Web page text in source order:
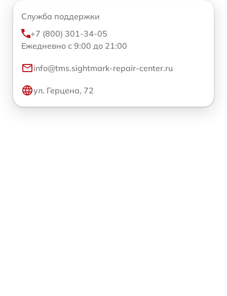
Служба поддержки
+7 (800) 301-34-05
Ежедневно с 9:00 до 21:00
info@tms.sightmark-repair-center.ru
ул. Герцена, 72